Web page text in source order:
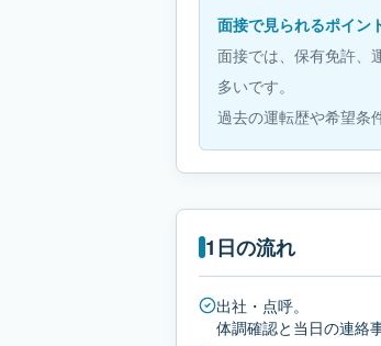
面接で見られるポイン
面接では、保有免許、
多いです。
過去の運転歴や希望条
1日の流れ
出社・点呼。
体調確認と当日の連絡